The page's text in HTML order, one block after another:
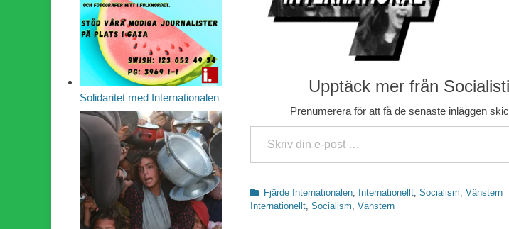
Upptäck mer från
Prenumerera för att få de senaste inläggen
Skriv din e-post …
Kategorier
Fjärde Internationalen, Internationellt, Socialism, Vänstern
Internationellt, Socialism, Vänstern
Solidaritet med Internationalen